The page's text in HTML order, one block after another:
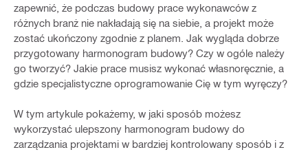
zapewnić, że podczas budowy prace wykonawców z
różnych branż nie nakładają się na siebie, a projekt może
zostać ukończony zgodnie z planem. Jak wygląda dobrze
przygotowany harmonogram budowy? Czy w ogóle należy
go tworzyć? Jakie prace musisz wykonać własnoręcznie, a
gdzie specjalistyczne oprogramowanie Cię w tym wyręczy?
W tym artykule pokażemy, w jaki sposób możesz
wykorzystać ulepszony harmonogram budowy do
zarządzania projektami w bardziej kontrolowany sposób i z